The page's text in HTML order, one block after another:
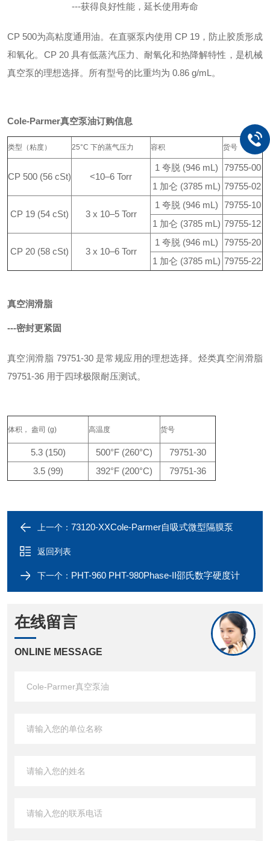
---获得良好性能，延长使用寿命
CP 500为高粘度通用油。在直驱泵内使用 CP 19，防止胶质形成
和氧化。CP 20 具有低蒸汽压力、耐氧化和热降解特性，是机械
真空泵的理想选择。所有型号的比重均为 0.86 g/mL。
Cole-Parmer真空泵油订购信息
类型（粘度） 25°C 下的蒸气压力 容积 货号
CP 500 (56 cSt) <10–6 Torr
1 夸脱 (946 mL)
79755-00
1 加仑 (3785 mL) 79755-02
CP 19 (54 cSt) 3 x 10–5 Torr
1 夸脱 (946 mL)
79755-10
1 加仑 (3785 mL) 79755-12
CP 20 (58 cSt) 3 x 10–6 Torr
1 夸脱 (946 mL)
79755-20
1 加仑 (3785 mL) 79755-22
真空润滑脂
---密封更紧固
真空润滑脂 79751-30 是常规应用的理想选择。烃类真空润滑脂
79751-36 用于四球极限耐压测试。
体积， 盎司 (g) 高温度 货号
5.3 (150) 500°F (260°C)
79751-30
3.5 (99)
392°F (200°C) 79751-36
上一个： 73120-XXCole-Parmer自吸式微型隔膜泵
返回列表
下一个： PHT-960 PHT-980Phase-II邵氏数字硬度计
在线留言
ONLINE MESSAGE